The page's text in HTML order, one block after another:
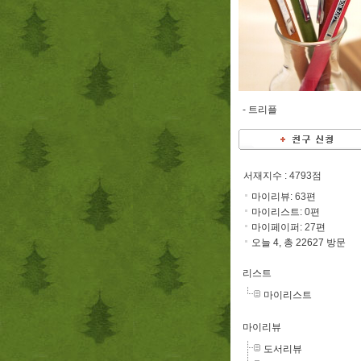
- 트리플
서재지수 : 4793점
마이리뷰: 63편
마이리스트: 0편
마이페이퍼: 27편
오늘 4, 총 22627 방문
리스트
마이리스트
마이리뷰
도서리뷰